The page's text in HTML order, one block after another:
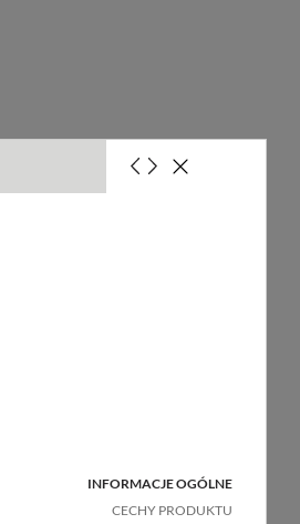
INFORMACJE OGÓLNE
CECHY PRODUKTU